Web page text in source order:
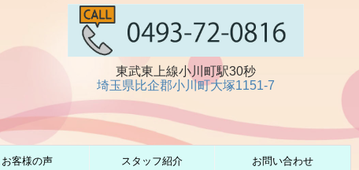
東武東上線小川町駅30秒
埼玉県比企郡小川町大塚1151-7
お客様の声 スタッフ紹介 お問い合わせ